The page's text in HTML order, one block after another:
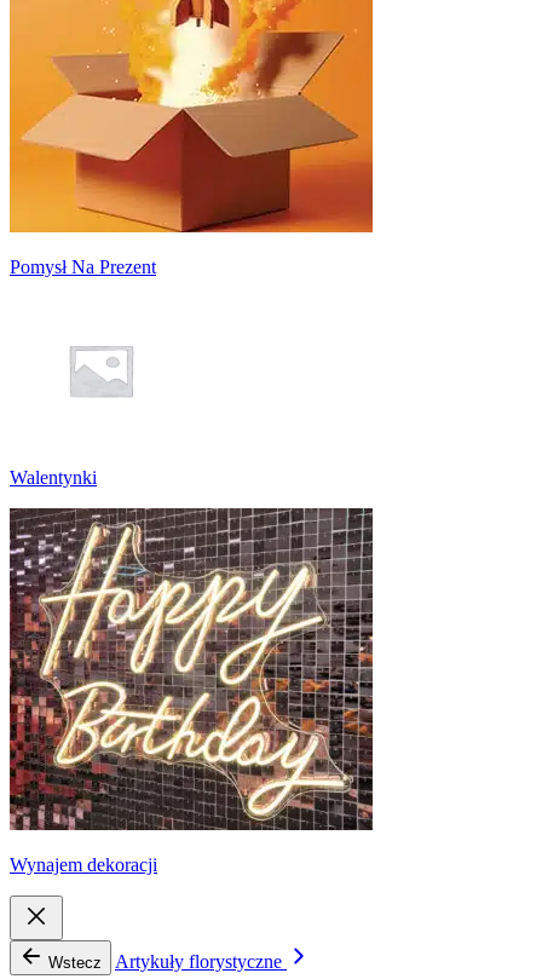
Pomysł Na Prezent
Walentynki
Wynajem dekoracji
Wstecz Artykuły florystyczne